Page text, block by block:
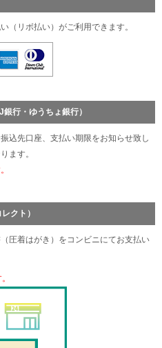
（リボ払い）がご利用できます。
行・ゆうちょ銀行）
込先口座、支払い期限をお知らせ致し
ます。
クト）
圧着はがき）をコンビニにてお支払い